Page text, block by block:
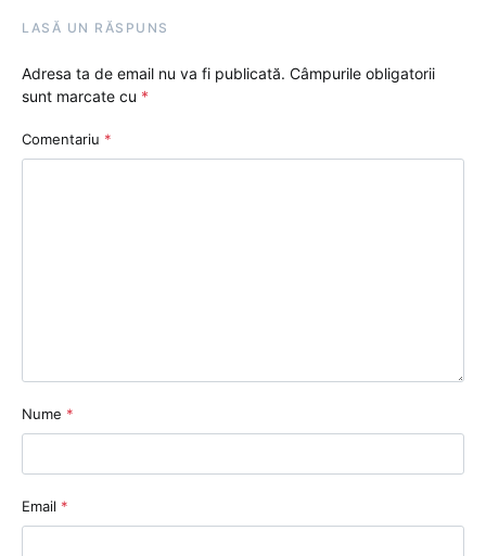
LASĂ UN RĂSPUNS
Adresa ta de email nu va fi publicată. Câmpurile obligatorii
sunt marcate cu *
Comentariu *
Nume *
Email *